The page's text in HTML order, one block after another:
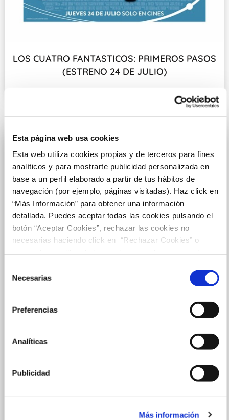
Esta página web usa cookies
Esta web utiliza cookies propias y de terceros para fines
analíticos y para mostrarte publicidad personalizada en
base a un perfil elaborado a partir de tus hábitos de
navegación (por ejemplo, páginas visitadas). Haz click en
“Más Información” para obtener una información
detallada. Puedes aceptar todas las cookies pulsando el
botón “Aceptar Cookies”, rechazar las cookies no
necesarias haciendo click en “Rechazar Cookies” o
Necesarias
Preferencias
Analíticas
Publicidad
Más información
LOS CUATRO FANTASTICOS: PRIMEROS PASOS
(ESTRENO 24 DE JULIO)